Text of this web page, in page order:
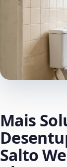
Mais
Salto